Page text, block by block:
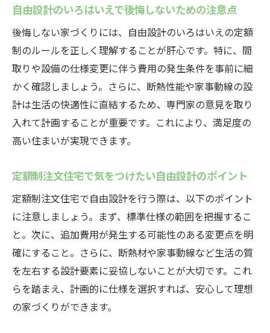
自由設計のいろはいえで後悔しないための注意点
後悔しない家づくりには、自由設計のいろはいえの定額
制のルールを正しく理解することが肝心です。特に、間
取りや設備の仕様変更に伴う費用の発生条件を事前に細
かく確認しましょう。さらに、断熱性能や家事動線の設
計は生活の快適性に直結するため、専門家の意見を取り
入れて計画することが重要です。これにより、満足度の
高い住まいが実現できます。
定額制注文住宅で気をつけたい自由設計のポイント
定額制注文住宅で自由設計を行う際は、以下のポイント
に注意しましょう。まず、標準仕様の範囲を把握するこ
と。次に、追加費用が発生する可能性のある変更点を明
確にすること。さらに、断熱材や家事動線など生活の質
を左右する設計要素に妥協しないことが大切です。これ
らを踏まえ、計画的に仕様を選択すれば、安心して理想
の家づくりができます。